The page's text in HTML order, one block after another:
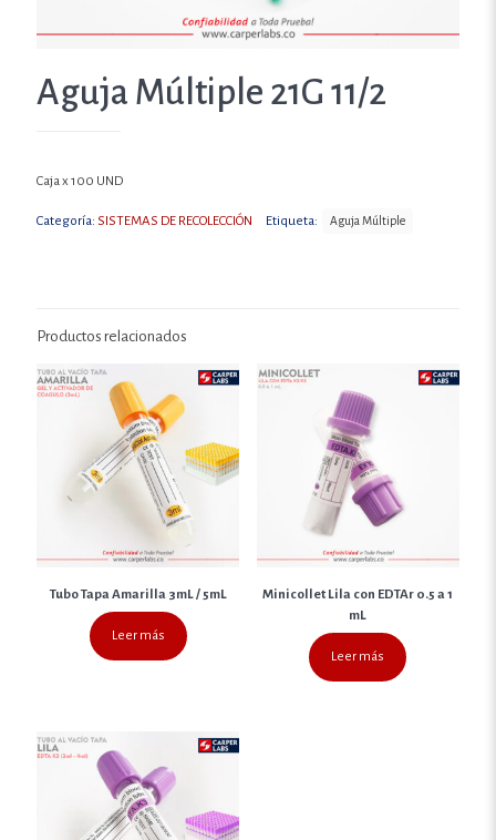
Aguja Múltiple 21G 11/2
Caja x 100 UND
Categoría: SISTEMAS DE RECOLECCIÓN Etiqueta: Aguja Múltiple
Productos relacionados
Tubo Tapa Amarilla 3mL / 5mL
Leer más
Minicollet Lila con EDTAr 0.5 a 1
mL
Leer más